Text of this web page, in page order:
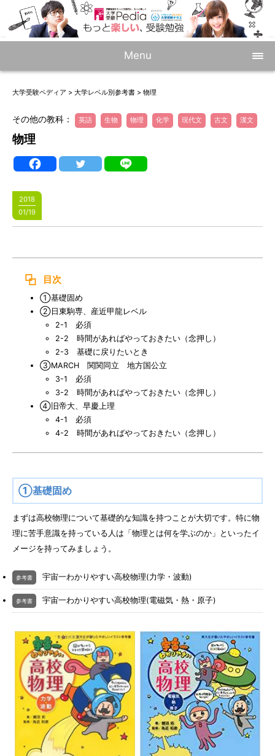
Menu
大学受験ペディア > 大学レベル別参考書 > 物理
その他の教科： 英語 生物 物理 化学 現代文 古文 漢文
物理
2018
01/19
目次
①基礎固め
②日東駒専、産近甲龍レベル
2-1 必須
2-2 時間があればやっておきたい（念押し）
2-3 基礎に戻りたいとき
③MARCH 関関同立 地方国公立
3-1 必須
3-2 時間があればやっておきたい（念押し）
④旧帝大、早慶上理
4-1 必須
4-2 時間があればやっておきたい（念押し）
①基礎固め
まずは高校物理について基礎的な知識を持つことが大切です。特に物
理に苦手意識を持っている人は「物理とは何を学ぶのか」といったイ
メージを持ってみましょう。
参考書 宇宙一わかりやすい高校物理(力学・波動)
参考書 宇宙一わかりやすい高校物理(電磁気・熱・原子)